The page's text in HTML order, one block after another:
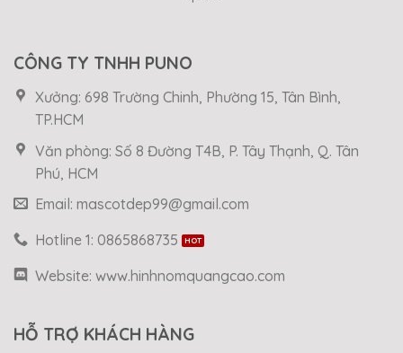
CÔNG TY TNHH PUNO
Xưởng: 698 Trường Chinh, Phường 15, Tân Bình,
TP.HCM
Văn phòng: Số 8 Đường T4B, P. Tây Thạnh, Q. Tân
Phú, HCM
Email: mascotdep99@gmail.com
Hotline 1: 0865868735
Website: www.hinhnomquangcao.com
HỖ TRỢ KHÁCH HÀNG